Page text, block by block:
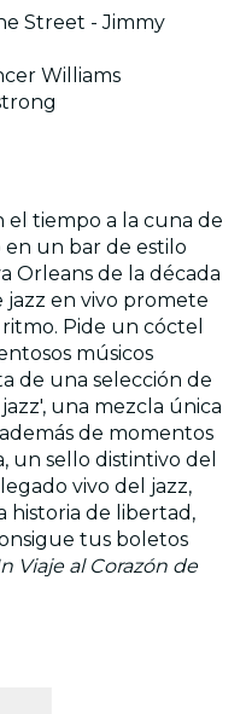
Street - Jimmy
Williams
el tiempo a la cuna de
en un bar de estilo
Orleans de la década
jazz en vivo promete
Pide un cóctel
músicos
de una selección de
una mezcla única
de momentos
un sello distintivo del
vivo del jazz,
historia de libertad,
tus boletos
Viaje al Corazón de